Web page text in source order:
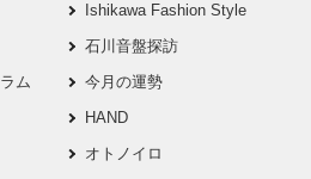
Ishikawa Fashion Style
石川音盤探訪
ム
今月の運勢
HAND
オトノイロ